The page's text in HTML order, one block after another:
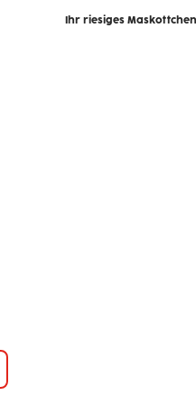
Ihr riesiges Maskottchen